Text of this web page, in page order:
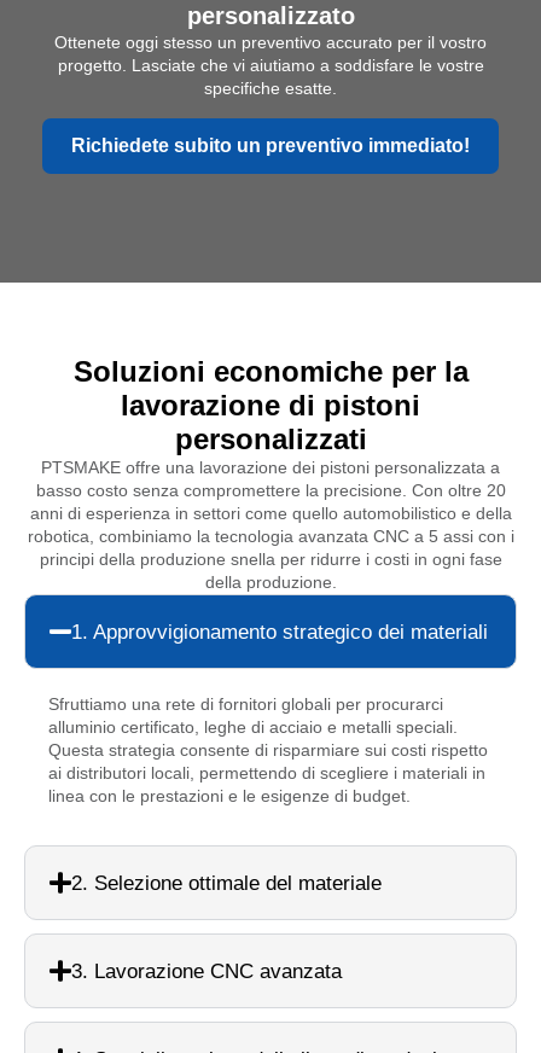
personalizzato
Ottenete oggi stesso un preventivo accurato per il vostro
progetto. Lasciate che vi aiutiamo a soddisfare le vostre
specifiche esatte.
Richiedete subito un preventivo immediato!
Soluzioni economiche per la
lavorazione di pistoni
personalizzati
PTSMAKE offre una lavorazione dei pistoni personalizzata a
basso costo senza compromettere la precisione. Con oltre 20
anni di esperienza in settori come quello automobilistico e della
robotica, combiniamo la tecnologia avanzata CNC a 5 assi con i
principi della produzione snella per ridurre i costi in ogni fase
della produzione.
1. Approvvigionamento strategico dei materiali
Sfruttiamo una rete di fornitori globali per procurarci
alluminio certificato, leghe di acciaio e metalli speciali.
Questa strategia consente di risparmiare sui costi rispetto
ai distributori locali, permettendo di scegliere i materiali in
linea con le prestazioni e le esigenze di budget.
2. Selezione ottimale del materiale
3. Lavorazione CNC avanzata